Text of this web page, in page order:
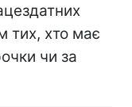
тих, хто має
чи за